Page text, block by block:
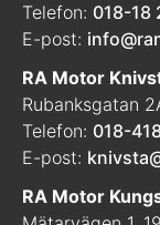
Telefon: 018-18
E-post:
RA Motor
Rubanksgatan
Telefon: 018-
E-post:
RA Motor